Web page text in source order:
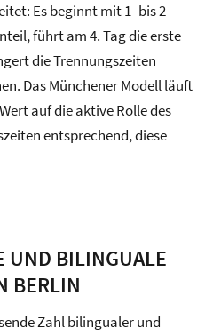
Es beginnt mit 1- bis 2-
führt am 4. Tag die erste
die Trennungszeiten
Das Münchener Modell läuft
auf die aktive Rolle des
entsprechend, diese
UND BILINGUALE
BERLIN
Zahl bilingualer und